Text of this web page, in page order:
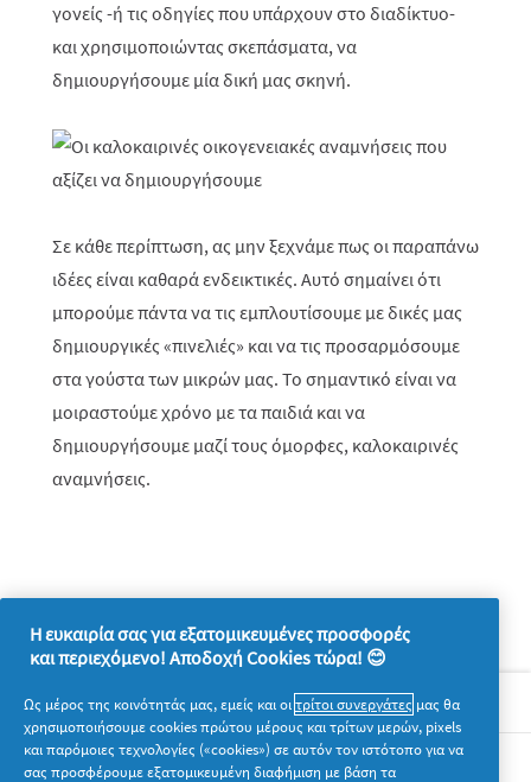
γονείς -ή τις οδηγίες που υπάρχουν στο διαδίκτυο-
και χρησιμοποιώντας σκεπάσματα, να
δημιουργήσουμε μία δική μας σκηνή.
Σε κάθε περίπτωση, ας μην ξεχνάμε πως οι παραπάνω
ιδέες είναι καθαρά ενδεικτικές. Αυτό σημαίνει ότι
μπορούμε πάντα να τις εμπλουτίσουμε με δικές μας
δημιουργικές «πινελιές» και να τις προσαρμόσουμε
στα γούστα των μικρών μας. Το σημαντικό είναι να
μοιραστούμε χρόνο με τα παιδιά και να
δημιουργήσουμε μαζί τους όμορφες, καλοκαιρινές
αναμνήσεις.
Σχετικά με την P&G
Νομικά
Η ευκαιρία σας για εξατομικευμένες προσφορές
και περιεχόμενο! Αποδοχή Cookies τώρα! 😊
Ως μέρος της κοινότητάς μας, εμείς και οιτρίτοι συνεργάτες μας θα
χρησιμοποιήσουμε cookies πρώτου μέρους και τρίτων μερών, pixels
και παρόμοιες τεχνολογίες («cookies») σε αυτόν τον ιστότοπο για να
σας προσφέρουμε εξατομικευμένη διαφήμιση με βάση τα